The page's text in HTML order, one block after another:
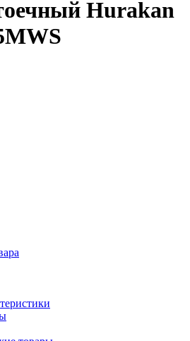
Hurakan